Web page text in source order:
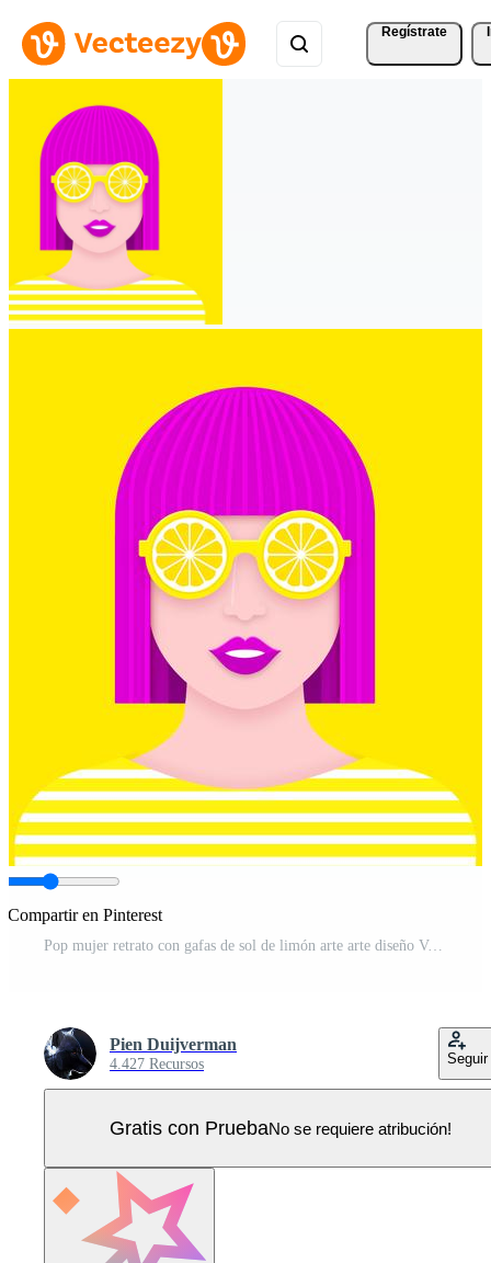
Regístrate
Compartir en Pinterest
Pop mujer retrato con gafas de sol de limón arte arte diseño Vector Pro
Pien Duijverman
4.427 Recursos Seguir
Gratis con PruebaNo se requiere atribución!